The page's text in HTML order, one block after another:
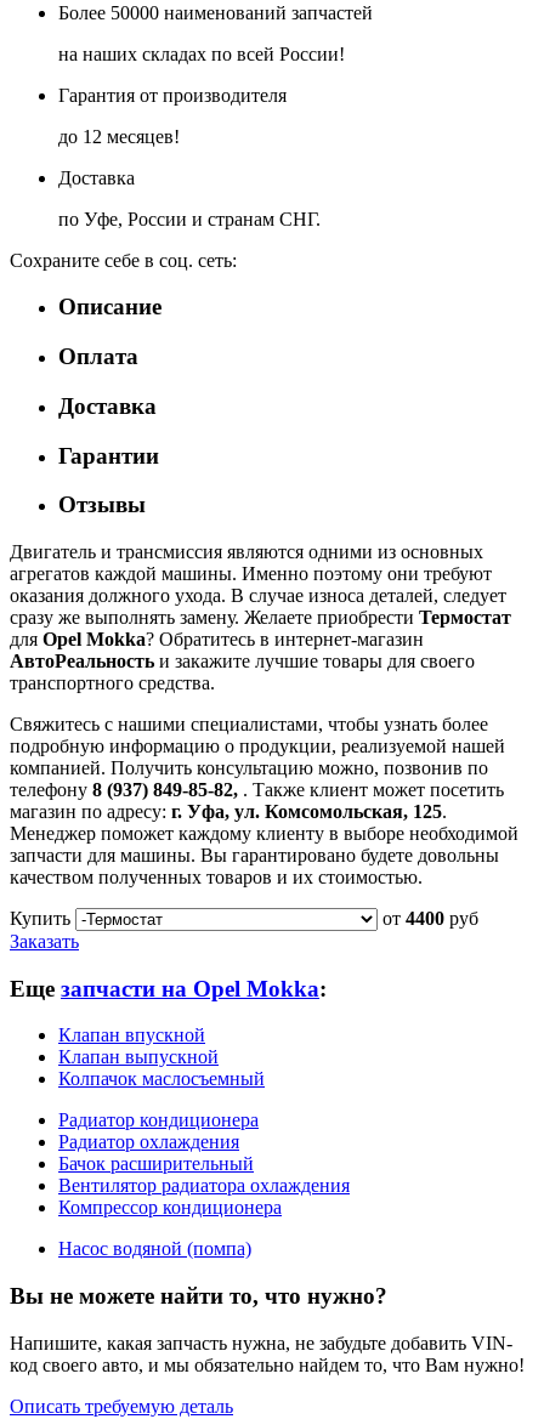
Более 50000 наименований запчастей
на наших складах по всей России!
Гарантия от производителя
до 12 месяцев!
Доставка
по Уфе, России и странам СНГ.
Сохраните себе в соц. сеть:
Описание
Оплата
Доставка
Гарантии
Отзывы
Двигатель и трансмиссия являются одними из основных
агрегатов каждой машины. Именно поэтому они требуют
оказания должного ухода. В случае износа деталей, следует
сразу же выполнять замену. Желаете приобрести Термостат
для Opel Mokka? Обратитесь в интернет-магазин
АвтоРеальность и закажите лучшие товары для своего
транспортного средства.
Свяжитесь с нашими специалистами, чтобы узнать более
подробную информацию о продукции, реализуемой нашей
компанией. Получить консультацию можно, позвонив по
телефону 8 (937) 849-85-82, . Также клиент может посетить
магазин по адресу: г. Уфа, ул. Комсомольская, 125.
Менеджер поможет каждому клиенту в выборе необходимой
запчасти для машины. Вы гарантировано будете довольны
качеством полученных товаров и их стоимостью.
Купить
от 4400 руб
Заказать
Еще запчасти на Opel Mokka:
Клапан впускной
Клапан выпускной
Колпачок маслосъемный
Радиатор кондиционера
Радиатор охлаждения
Бачок расширительный
Вентилятор радиатора охлаждения
Компрессор кондиционера
Насос водяной (помпа)
Вы не можете найти то, что нужно?
Напишите, какая запчасть нужна, не забудьте добавить VIN-
код своего авто, и мы обязательно найдем то, что Вам нужно!
Описать требуемую деталь